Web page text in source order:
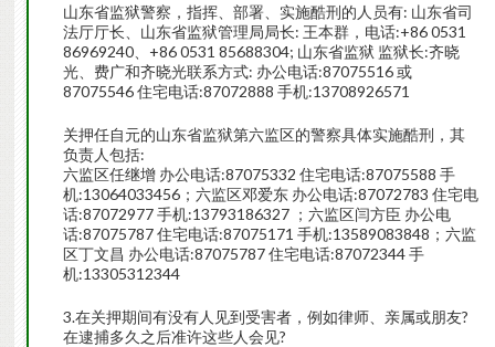
山东省监狱警察，指挥、部署、实施酷刑的人员有: 山东省司
法厅厅长、山东省监狱管理局局长: 王本群，电话:+86 0531
86969240、+86 0531 85688304; 山东省监狱 监狱长:齐晓
光、费广和齐晓光联系方式: 办公电话:87075516 或
87075546 住宅电话:87072888 手机:13708926571
关押任自元的山东省监狱第六监区的警察具体实施酷刑，其
负责人包括:
六监区任继增 办公电话:87075332 住宅电话:87075588 手
机:13064033456；六监区邓爱东 办公电话:87072783 住宅电
话:87072977 手机:13793186327 ；六监区闫方臣 办公电
话:87075787 住宅电话:87075171 手机:13589083848；六监
区丁文昌 办公电话:87075787 住宅电话:87072344 手
机:13305312344
3.在关押期间有没有人见到受害者，例如律师、亲属或朋友?
在逮捕多久之后准许这些人会见?